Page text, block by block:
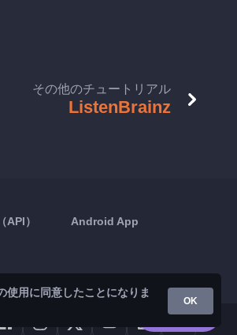
その他のチュートリアル
ListenBrainz
API） Android App
用に同意したことになりま
OK